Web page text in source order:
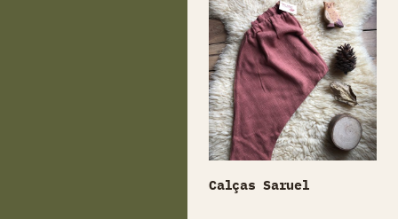
Calças Saruel